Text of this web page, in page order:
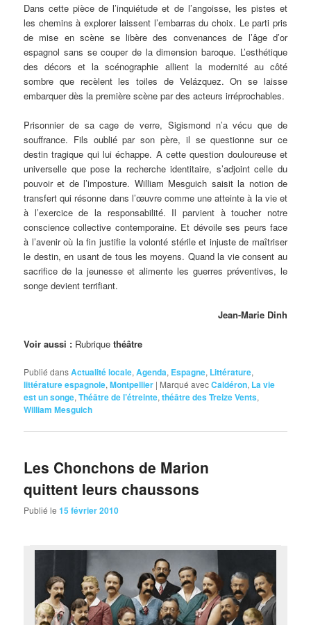
Dans cette pièce de l’inquiétude et de l’angoisse, les pistes et
les chemins à explorer laissent l’embarras du choix. Le parti pris
de mise en scène se libère des convenances de l’âge d’or
espagnol sans se couper de la dimension baroque. L’esthétique
des décors et la scénographie allient la modernité au côté
sombre que recèlent les toiles de Velázquez. On se laisse
embarquer dès la première scène par des acteurs irréprochables.
Prisonnier de sa cage de verre, Sigismond n’a vécu que de
souffrance. Fils oublié par son père, il se questionne sur ce
destin tragique qui lui échappe. A cette question douloureuse et
universelle que pose la recherche identitaire, s’adjoint celle du
pouvoir et de l’imposture. William Mesguich saisit la notion de
transfert qui résonne dans l’œuvre comme une atteinte à la vie et
à l’exercice de la responsabilité. Il parvient à toucher notre
conscience collective contemporaine. Et dévoile ses peurs face
à l’avenir où la fin justifie la volonté stérile et injuste de maîtriser
le destin, en usant de tous les moyens. Quand la vie consent au
sacrifice de la jeunesse et alimente les guerres préventives, le
songe devient terrifiant.
Jean-Marie Dinh
Voir aussi : Rubrique théâtre
Publié dansActualité locale,Agenda, Espagne, Littérature,
littérature espagnole,Montpellier | Marqué avecCaldéron, La vie
est un songe,Théâtre de l’étreinte,théâtre des Treize Vents,
William Mesguich
Les Chonchons de Marion
quittent leurs chaussons
Publié le15 février 2010